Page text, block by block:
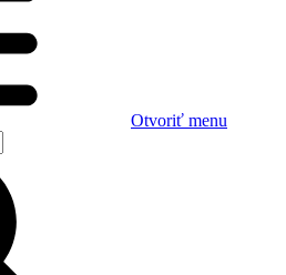
Otvoriť menu